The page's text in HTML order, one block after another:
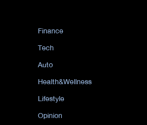
Finance
Tech
Auto
Health&Wellness
Lifestyle
Opinion